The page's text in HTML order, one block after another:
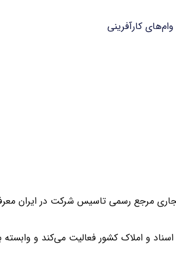
کارآفرینی
مرجع رسمی تاسیس شرکت در ایران
و املاک کشور فعالیت می‌کند و